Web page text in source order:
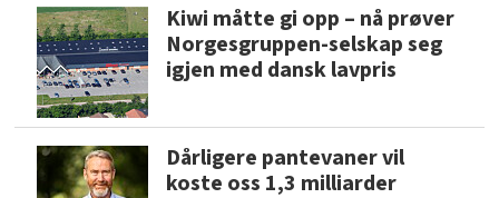
Kiwi måtte gi opp – nå prøver
Norgesgruppen-selskap seg
igjen med dansk lavpris
Dårligere pantevaner vil
koste oss 1,3 milliarder